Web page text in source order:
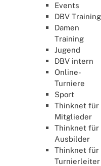
Events
DBV Training
Damen
Training
Jugend
DBV intern
Online-
Turniere
Sport
Thinknet für
Mitglieder
Thinknet für
Ausbilder
Thinknet für
Turnierleiter
Aktuelle Seite: Startseite
Organisation
Organisation